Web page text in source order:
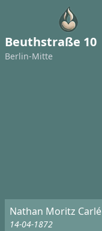
Beuthstraße 10
Berlin-Mitte
Nathan Moritz Carlé
14-04-1872